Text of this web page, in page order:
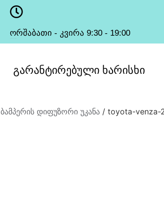
ორშაბათი - კვირა 9:30 - 19:00
გარანტირებული ხარისხი
ბამპერის დიფუზორი უკანა / toyota-venza-